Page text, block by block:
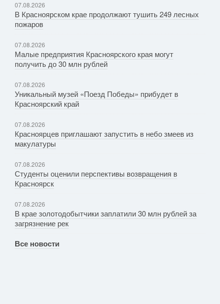
07.08.2026
В Красноярском крае продолжают тушить 249 лесных
пожаров
07.08.2026
Малые предприятия Красноярского края могут
получить до 30 млн рублей
07.08.2026
Уникальный музей «Поезд Победы» прибудет в
Красноярский край
07.08.2026
Красноярцев приглашают запустить в небо змеев из
макулатуры
07.08.2026
Студенты оценили перспективы возвращения в
Красноярск
07.08.2026
В крае золотодобытчики заплатили 30 млн рублей за
загрязнение рек
Все новости